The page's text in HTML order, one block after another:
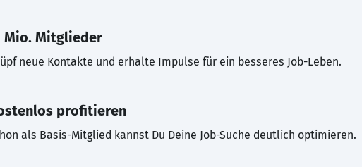
Mio. Mitglieder
neue Kontakte und erhalte Impulse für ein besseres Job-Leben.
profitieren
als Basis-Mitglied kannst Du Deine Job-Suche deutlich optimieren.